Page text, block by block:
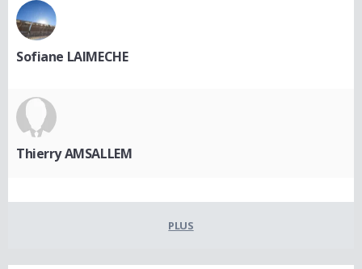
Sofiane LAIMECHE
Thierry AMSALLEM
PLUS